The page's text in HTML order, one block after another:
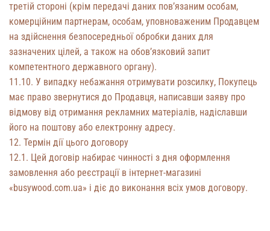
третій стороні (крім передачі даних пов’язаним особам,
комерційним партнерам, особам, уповноваженим Продавцем
на здійснення безпосередньої обробки даних для
зазначених цілей, а також на обов’язковий запит
компетентного державного органу).
11.10. У випадку небажання отримувати розсилку, Покупець
має право звернутися до Продавця, написавши заяву про
відмову від отримання рекламних матеріалів, надіславши
його на поштову або електронну адресу.
12. Термін дії цього договору
12.1. Цей договір набирає чинності з дня оформлення
замовлення або реєстрації в інтернет-магазині
«busywood.com.ua» і діє до виконання всіх умов договору.